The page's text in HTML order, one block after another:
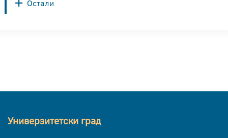
Остали
Универзитетски град